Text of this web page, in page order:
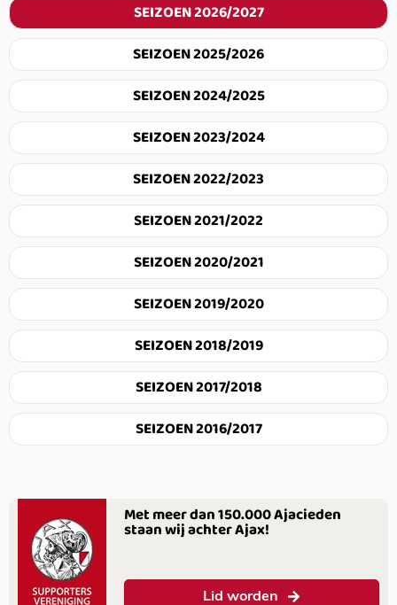
SEIZOEN 2026/2027
SEIZOEN 2025/2026
SEIZOEN 2024/2025
SEIZOEN 2023/2024
SEIZOEN 2022/2023
SEIZOEN 2021/2022
SEIZOEN 2020/2021
SEIZOEN 2019/2020
SEIZOEN 2018/2019
SEIZOEN 2017/2018
SEIZOEN 2016/2017
Met meer dan 150.000 Ajacieden
staan wij achter Ajax!
Lid worden